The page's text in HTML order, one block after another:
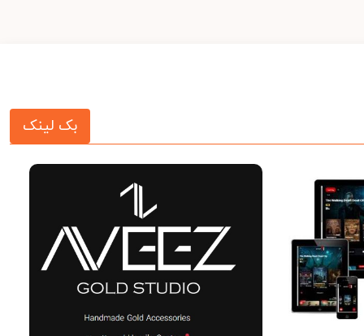
بک لینک